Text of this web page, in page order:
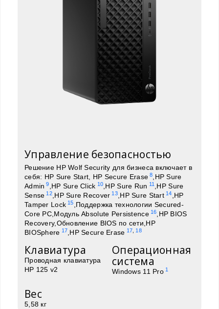
Управление безопасностью
Решение HP Wolf Security для бизнеса включает в
себя: HP Sure Start, HP Secure Erase 8,HP Sure
Admin 9,HP Sure Click 10,HP Sure Run 11 ,HP Sure
Sense 12,HP Sure Recover 13,HP Sure Start 14,HP
Tamper Lock 15,Поддержка технологии Secured-
Core PC,Модуль Absolute Persistence 16,HP BIOS
Recovery,Обновление BIOS по сети,HP
BIOSphere 17,HP Secure Erase 17 18
Клавиатура
Проводная клавиатура
HP 125 v2
Операционная
система
Windows 11 Pro 1
Вес
5,58 кг